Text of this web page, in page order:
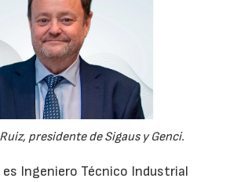
presidente de Sigaus y Genci.
es Ingeniero Técnico Industrial